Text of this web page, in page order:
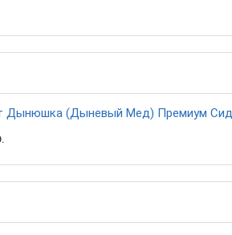
Дынюшка (Дыневый Мед) Премиум